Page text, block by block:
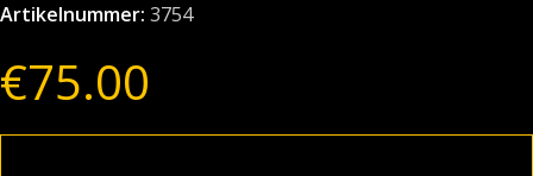
Artikelnummer: 3754
€75.00